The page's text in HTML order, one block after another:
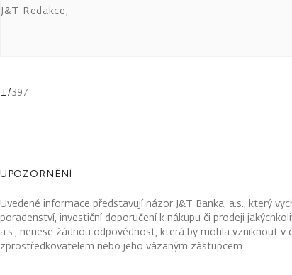
J&T Redakce,
1/397
UPOZORNĚNÍ
Uvedené informace představují názor J&T Banka, a.s., který
poradenství, investiční doporučení k nákupu či prodeji
a.s., nenese žádnou odpovědnost, která by mohla vzniknout
zprostředkovatelem nebo jeho vázaným zástupcem.